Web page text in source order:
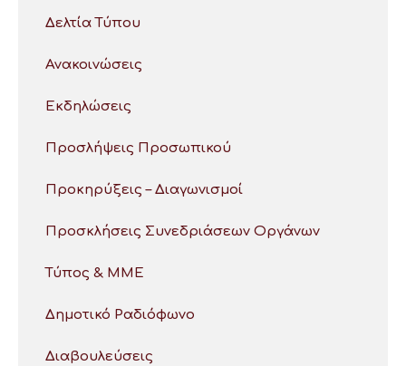
Δελτία Τύπου
Ανακοινώσεις
Εκδηλώσεις
Προσλήψεις Προσωπικού
Προκηρύξεις – Διαγωνισμοί
Προσκλήσεις Συνεδριάσεων Οργάνων
Τύπος & ΜΜΕ
Δημοτικό Ραδιόφωνο
Διαβουλεύσεις